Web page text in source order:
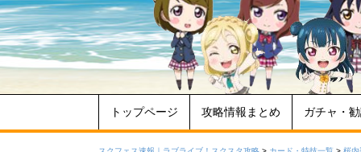
トップページ 攻略情報まとめ ガチャ・